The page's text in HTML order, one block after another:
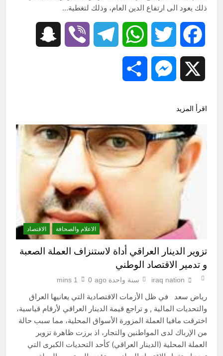
ذلك يعود الى ارتفاع الدين العام، وذلك لتغطية…
Facebook
Twitter
WhatsApp
Telegram
Viber
Messenger
اقرأ المزيد
الاعلام والصحافة الاقتصاد
تزوير الدينار العراقي أداة لاستنزاف العملة الصعبة
و تدمير الاقتصاد الوطني
iraq nation سنة واحدة ago 0
1 mins
رياض سعد في ظل الأزمات الاقتصادية التي يعانيها العراق
والتحديات المالية , و تراجع قيمة الدينار العراقي لأرقام قياسية،
اخترقت مافيا العملة المزورة الأسواق المحلية، مما سبب حالة
من الإرباك لدى المواطنين والتجار، اذ برزت ظاهرة تزوير
العملة المحلية (الدينار العراقي) كأحد التحديات الكبرى التي